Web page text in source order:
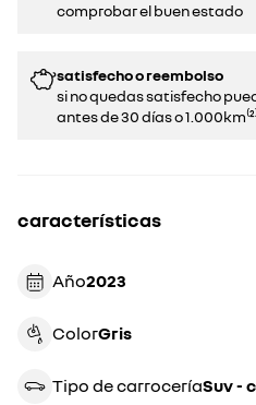
comprobar el buen estado​​
satisfecho o reembolso
si no quedas satisfecho
antes de 30 días o
características
Año 2023
Color gris
Tipo de carrocería suv -